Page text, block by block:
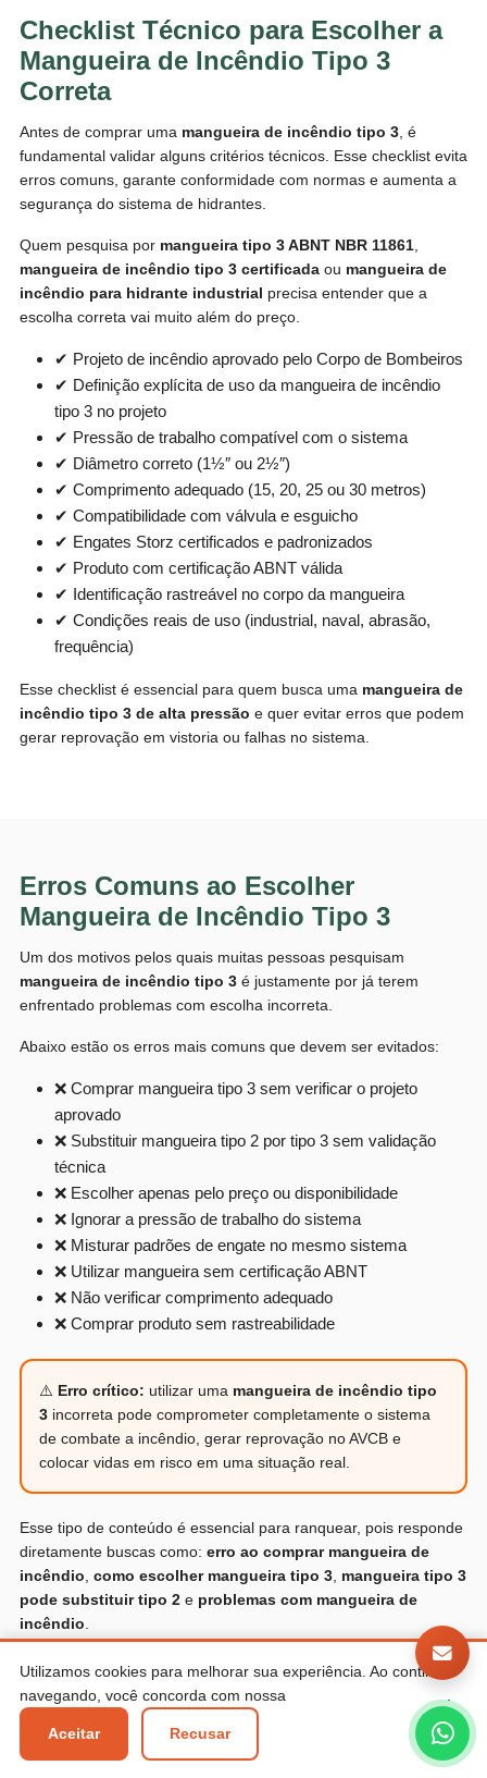
Checklist Técnico para Escolher a
Mangueira de Incêndio Tipo 3
Correta
Antes de comprar uma mangueira de incêndio tipo 3, é
fundamental validar alguns critérios técnicos. Esse checklist evita
erros comuns, garante conformidade com normas e aumenta a
segurança do sistema de hidrantes.
Quem pesquisa por mangueira tipo 3 ABNT NBR 11861,
mangueira de incêndio tipo 3 certificadaou mangueira de
incêndio para hidrante industrial precisa entender que a
escolha correta vai muito além do preço.
✔ Projeto de incêndio aprovado pelo Corpo de Bombeiros
✔ Definição explícita de uso da mangueira de incêndio
tipo 3 no projeto
✔ Pressão de trabalho compatível com o sistema
✔ Diâmetro correto (1½″ ou 2½″)
✔ Comprimento adequado (15, 20, 25 ou 30 metros)
✔ Compatibilidade com válvula e esguicho
✔ Engates Storz certificados e padronizados
✔ Produto com certificação ABNT válida
✔ Identificação rastreável no corpo da mangueira
✔ Condições reais de uso (industrial, naval, abrasão,
frequência)
Esse checklist é essencial para quem busca uma mangueira de
incêndio tipo 3 de alta pressão e quer evitar erros que podem
gerar reprovação em vistoria ou falhas no sistema.
Erros Comuns ao Escolher
Mangueira de Incêndio Tipo 3
Um dos motivos pelos quais muitas pessoas pesquisam
mangueira de incêndio tipo 3é justamente por já terem
enfrentado problemas com escolha incorreta.
Abaixo estão os erros mais comuns que devem ser evitados:
❌ Comprar mangueira tipo 3 sem verificar o projeto
aprovado
❌ Substituir mangueira tipo 2 por tipo 3 sem validação
técnica
❌ Escolher apenas pelo preço ou disponibilidade
❌ Ignorar a pressão de trabalho do sistema
❌ Misturar padrões de engate no mesmo sistema
❌ Utilizar mangueira sem certificação ABNT
❌ Não verificar comprimento adequado
❌ Comprar produto sem rastreabilidade
⚠️ Erro crítico: utilizar uma mangueira de incêndio tipo
3incorreta pode comprometer completamente o sistema
de combate a incêndio, gerar reprovação no AVCB e
colocar vidas em risco em uma situação real.
Esse tipo de conteúdo é essencial para ranquear, pois responde
diretamente buscas como: erro ao comprar mangueira de
incêndio como escolher mangueira tipo 3, mangueira tipo 3
pode substituir tipo 2e problemas com mangueira de
incêndio
Utilizamos cookies para melhorar sua experiência. Ao continuar
navegando, você concorda com nossa
Aceitar Recusar